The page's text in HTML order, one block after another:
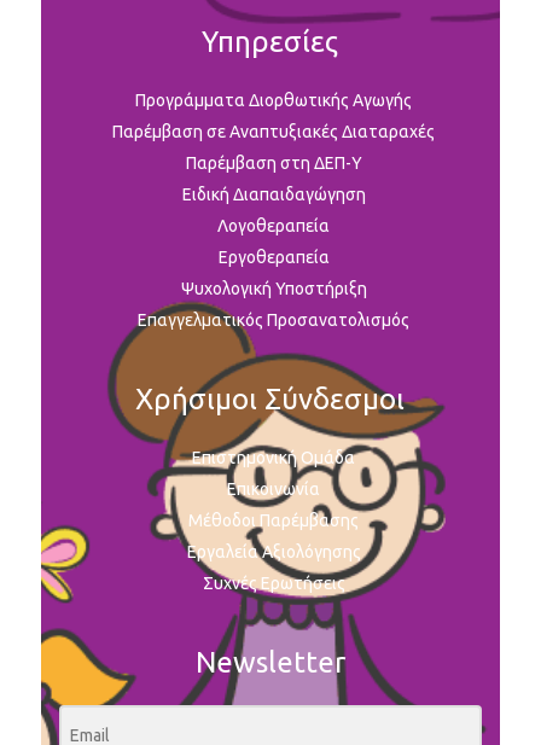
Υπηρεσίες
Προγράμματα Διορθωτικής Αγωγής
Παρέμβαση σε Αναπτυξιακές Διαταραχές
Παρέμβαση στη ΔΕΠ-Υ
Ειδική Διαπαιδαγώγηση
Λογοθεραπεία
Εργοθεραπεία
Ψυχολογική Υποστήριξη
Επαγγελματικός Προσανατολισμός
Χρήσιμοι Σύνδεσμοι
Επιστημονική Ομάδα
Επικοινωνία
Μέθοδοι Παρέμβασης
Εργαλεία Αξιολόγησης
Συχνές Ερωτήσεις
Newsletter